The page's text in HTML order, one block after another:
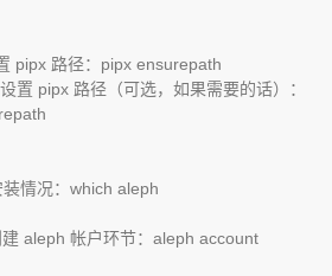
pipx 路径：pipx ensurepath
置 pipx 路径（可选，如果需要的话）：
情况：which aleph
aleph 帐户环节：aleph account